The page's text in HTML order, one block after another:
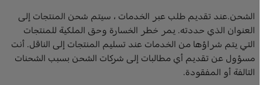
الشحن.عند تقديم طلب عبر الخدمات ، سيتم شحن المنتجات إلى
العنوان الذي حددته. يمر خطر الخسارة وحق الملكية للمنتجات
التي يتم شراؤها من الخدمات عند تسليم المنتجات إلى الناقل. أنت
مسؤول عن تقديم أي مطالبات إلى شركات الشحن بسبب الشحنات
التالفة أو المفقودة.